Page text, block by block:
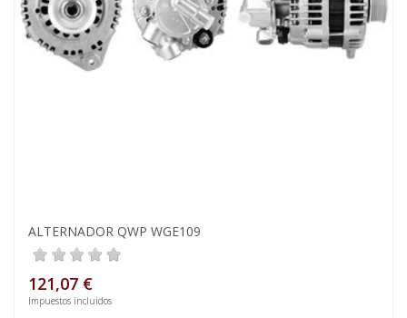
ALTERNADOR QWP WGE109
121,07 €
Impuestos incluidos